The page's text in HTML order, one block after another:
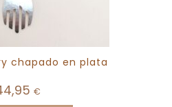
chapado en plata
€